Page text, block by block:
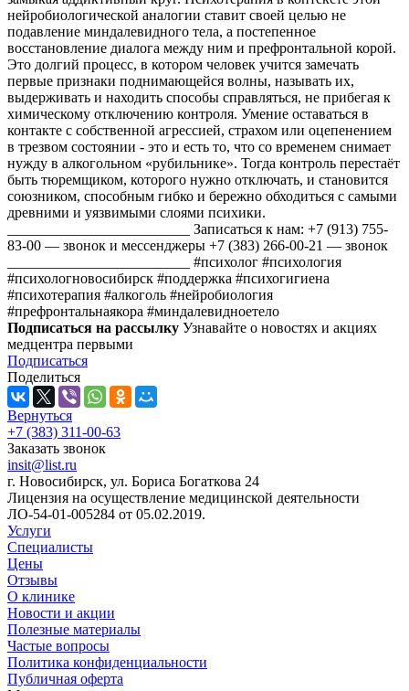
нейробиологической аналогии ставит своей целью не
подавление миндалевидного тела, а постепенное
восстановление диалога между ним и префронтальной корой.
Это долгий процесс, в котором человек учится замечать
первые признаки поднимающейся волны, называть их,
выдерживать и находить способы справляться, не прибегая к
химическому отключению контроля. Умение оставаться в
контакте с собственной агрессией, страхом или оцепенением
в трезвом состоянии - это и есть то, что со временем снимает
нужду в алкогольном «рубильнике». Тогда контроль перестаёт
быть тюремщиком, которого нужно отключать, и становится
союзником, способным гибко и бережно обходиться с самыми
древними и уязвимыми слоями психики.
_________________________ Записаться к нам: +7 (913) 755-
83-00 — звонок и мессенджеры +7 (383) 266-00-21 — звонок
_________________________ #психолог #психология
#психологновосибирск #поддержка #психогигиена
#психотерапия #алкоголь #нейробиология
#префронтальнаякора #миндалевидноетело
Подписаться на рассылку Узнавайте о новостях и акциях
медцентра первыми
Подписаться
Поделиться
Вернуться
+7 (383) 311-00-63
Заказать звонок
insit@list.ru
г. Новосибирск, ул. Бориса Богаткова 24
Лицензия на осуществление медицинской деятельности
ЛО-54-01-005284 от 05.02.2019.
Услуги
Специалисты
Цены
Отзывы
О клинике
Новости и акции
Полезные материалы
Частые вопросы
Политика конфиденциальности
Публичная оферта